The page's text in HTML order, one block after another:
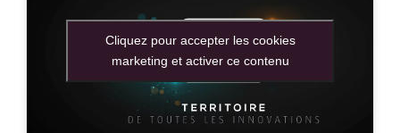
Cliquez pour accepter les cookies
marketing et activer ce contenu